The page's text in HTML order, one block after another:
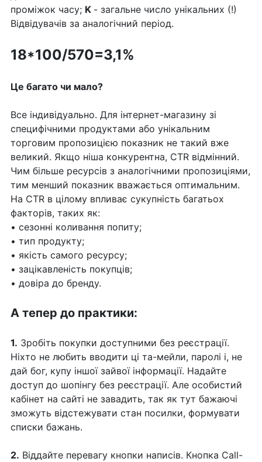
проміжок часу; K - загальне число унікальних (!)
Відвідувачів за аналогічний період.
18*100/570=3,1%
Це багато чи мало?
Все індивідуально. Для інтернет-магазину зі
специфічними продуктами або унікальним
торговим пропозицією показник не такий вже
великий. Якщо ніша конкурентна, CTR відмінний.
Чим більше ресурсів з аналогічними пропозиціями,
тим менший показник вважається оптимальним.
На CTR в цілому впливає сукупність багатьох
факторів, таких як:
• сезонні коливання попиту;
• тип продукту;
• якість самого ресурсу;
• зацікавленість покупців;
• довіра до бренду.
А тепер до практики:
1. Зробіть покупки доступними без реєстрації.
Ніхто не любить вводити ці та-мейли, паролі і, не
дай бог, купу іншої зайвої інформації. Надайте
доступ до шопінгу без реєстрації. Але особистий
кабінет на сайті не завадить, так як тут бажаючі
зможуть відстежувати стан посилки, формувати
списки бажань.
2. Віддайте перевагу кнопки написів. Кнопка Call-